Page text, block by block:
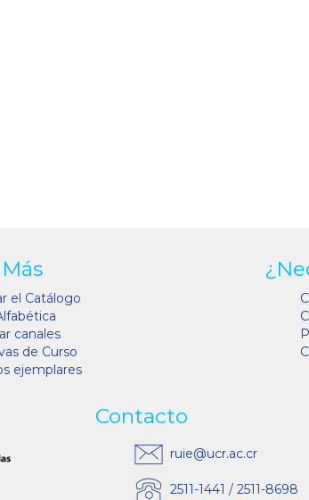
el Catálogo
canales
de Curso
ejemplares
Contacto
ruie@ucr.ac.cr
2511-1441 / 2511-8698